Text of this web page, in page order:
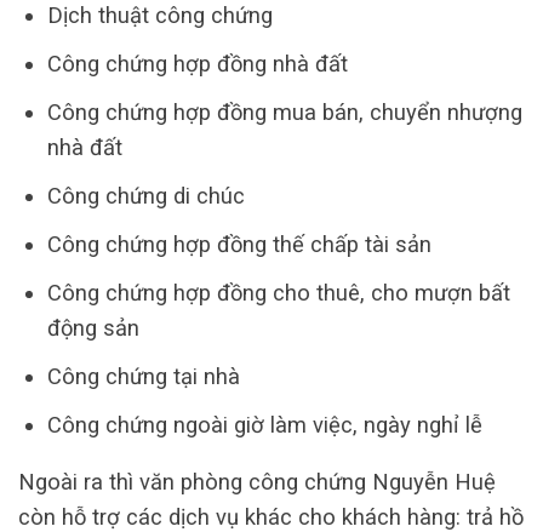
Dịch thuật công chứng
Công chứng hợp đồng nhà đất
Công chứng hợp đồng mua bán, chuyển nhượng
nhà đất
Công chứng di chúc
Công chứng hợp đồng thế chấp tài sản
Công chứng hợp đồng cho thuê, cho mượn bất
động sản
Công chứng tại nhà
Công chứng ngoài giờ làm việc, ngày nghỉ lễ
Ngoài ra thì văn phòng công chứng Nguyễn Huệ
còn hỗ trợ các dịch vụ khác cho khách hàng: trả hồ